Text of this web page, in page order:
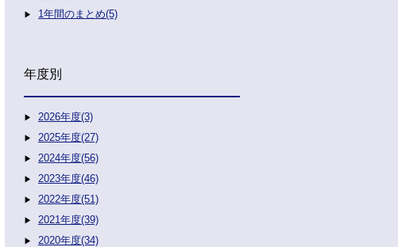
1年間のまとめ(5)
年度別
2026年度(3)
2025年度(27)
2024年度(56)
2023年度(46)
2022年度(51)
2021年度(39)
2020年度(34)